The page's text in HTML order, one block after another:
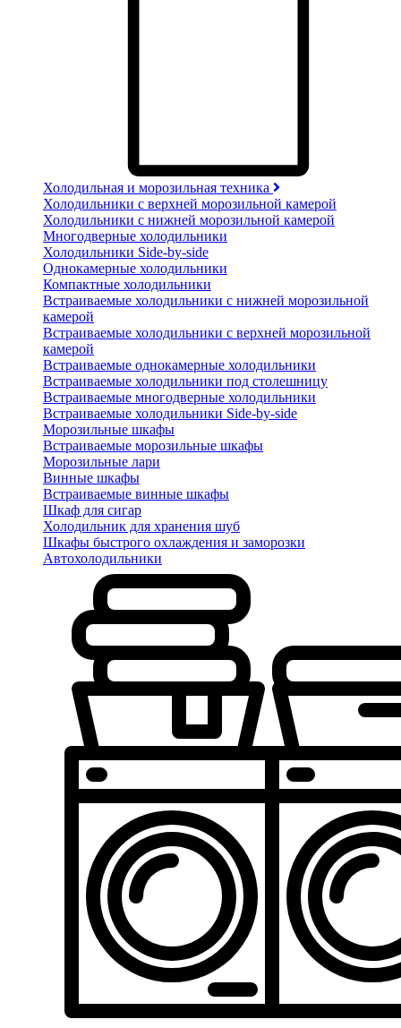
Холодильная и морозильная техника
Холодильники с верхней морозильной камерой
Холодильники с нижней морозильной камерой
Многодверные холодильники
Холодильники Side-by-side
Однокамерные холодильники
Компактные холодильники
Встраиваемые холодильники с нижней морозильной
камерой
Встраиваемые холодильники с верхней морозильной
камерой
Встраиваемые однокамерные холодильники
Встраиваемые холодильники под столешницу
Встраиваемые многодверные холодильники
Встраиваемые холодильники Side-by-side
Морозильные шкафы
Встраиваемые морозильные шкафы
Морозильные лари
Винные шкафы
Встраиваемые винные шкафы
Шкаф для сигар
Холодильник для хранения шуб
Шкафы быстрого охлаждения и заморозки
Автохолодильники